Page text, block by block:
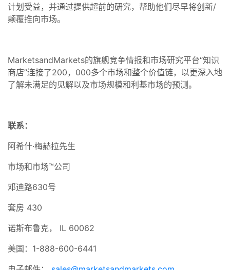
计划受益，并通过提供超前的研究，帮助他们尽早将创新/
颠覆推向市场。
MarketsandMarkets的旗舰竞争情报和市场研究平台“知识
商店”连接了200，000多个市场和整个价值链，以更深入地
了解未满足的见解以及市场规模和利基市场的预测。
联系：
阿希什·梅赫拉先生
市场和市场™公司
邓迪路630号
套房 430
诺斯布鲁克， IL 60062
美国：1-888-600-6441